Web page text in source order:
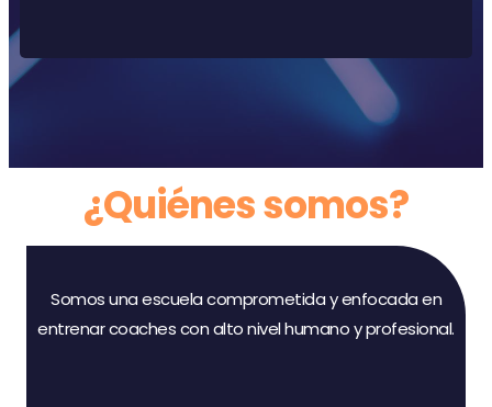
¿Quiénes somos?
Somos una escuela comprometida y enfocada en
entrenar coaches con alto nivel humano y profesional.